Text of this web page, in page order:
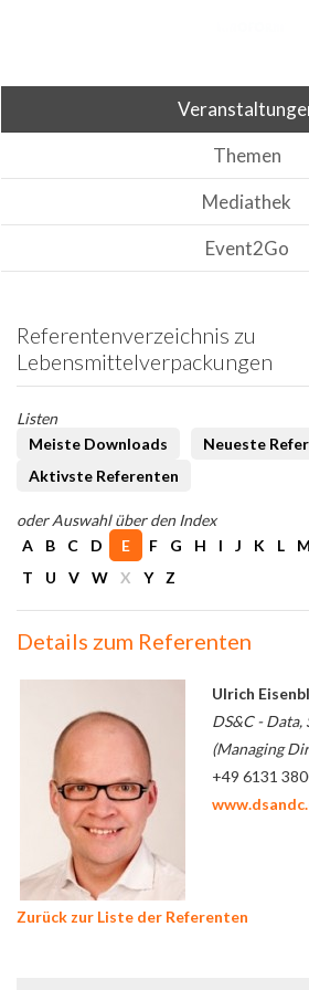
Themen
Mediathek
Event2Go
Referentenverzeichnis zu
Lebensmittelverpackungen
Listen
Meiste Downloads
Neueste
Aktivste Referenten
oder Auswahl über den Index
A
B C D E F G H I J K L M
T
U V W X Y Z
Details zum Referenten
Ulrich
DS&C -
(Managing
+49 6131
Zurück zur Liste der Referenten